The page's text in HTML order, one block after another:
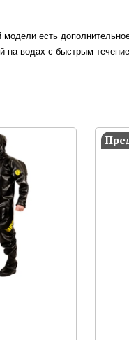
есть
на водах с быстрым